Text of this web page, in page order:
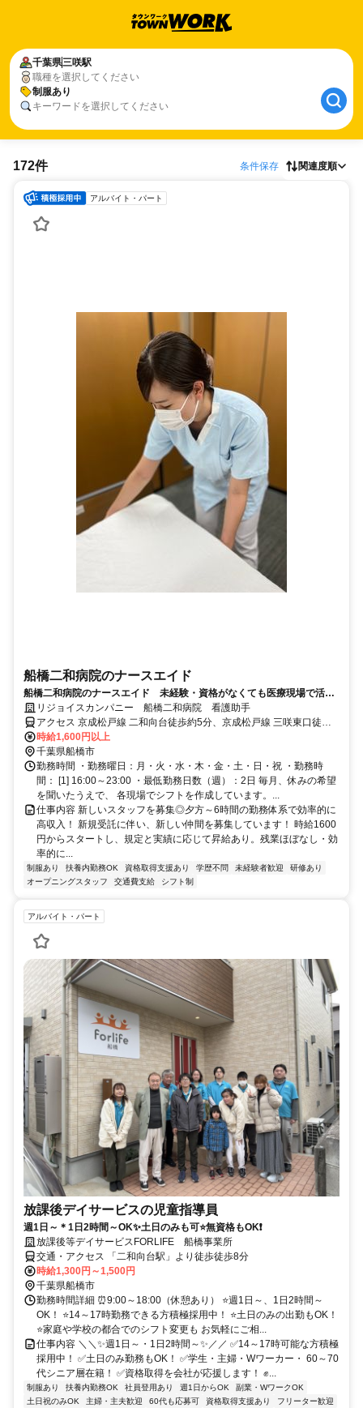
千葉県三咲駅
職種を選択してください
制服あり
キーワードを選択してください
172件 条件保存 関連度順
アルバイト・パート
船橋二和病院のナースエイド
船橋二和病院のナースエイド 未経験・資格がなくても医療現場で活躍
できる☆2025年5月～オープニング
リジョイスカンパニー 船橋二和病院 看護助手
アクセス 京成松戸線 二和向台徒歩約5分、京成松戸線 三咲東口徒歩
約12分、京成松戸線 鎌ヶ谷大仏南口徒歩約16分
時給1,600円以上
千葉県船橋市
勤務時間 ・勤務曜日：月・火・水・木・金・土・日・祝 ・勤務時
間： [1] 16:00～23:00 ・最低勤務日数（週）：2日 毎月、休みの希望
を聞いたうえで、 各現場でシフトを作成しています。...
仕事内容 新しいスタッフを募集◎夕方～6時間の勤務体系で効率的に
高収入！ 新規受託に伴い、新しい仲間を募集しています！ 時給1600
円からスタートし、規定と実績に応じて昇給あり。残業ほぼなし・効
率的に...
制服あり 扶養内勤務OK 資格取得支援あり 学歴不問 未経験者歓迎
研修あり
オープニングスタッフ
交通費支給 シフト制
アルバイト・パート
放課後デイサービスの児童指導員
週1日～＊1日2時間～OK✨土日のみも可⭐無資格もOK❗
放課後等デイサービスFORLIFE 船橋事業所
交通・アクセス 「二和向台駅」より徒歩徒歩8分
時給1,300円～1,500円
千葉県船橋市
勤務時間詳細 ⏰9:00～18:00（休憩あり） ⭐週1日～、1日2時間～
OK！ ⭐14～17時勤務できる方積極採用中！ ⭐土日のみの出勤もOK！
⭐家庭や学校の都合でのシフト変更も お気軽にご相...
仕事内容 ＼＼✨週1日～・1日2時間～✨／／ ✅14～17時可能な方積極
採用中！ ✅土日のみ勤務もOK！ ✅学生・主婦・Wワーカー・ 60～70
代シニア層在籍！ ✅資格取得を会社が応援します！ ✊...
制服あり 扶養内勤務OK 社員登用あり 週1日からOK
副業・WワークOK
土日祝のみOK
主婦・主夫歓迎 60代も応募可 資格取得支援あり
フリーター歓迎